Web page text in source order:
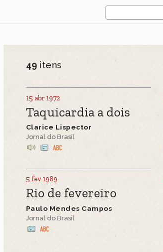
49 itens
15 abr 1972
Taquicardia a dois
Clarice Lispector
Jornal do Brasil
5 fev 1989
Rio de fevereiro
Paulo Mendes Campos
Jornal do Brasil